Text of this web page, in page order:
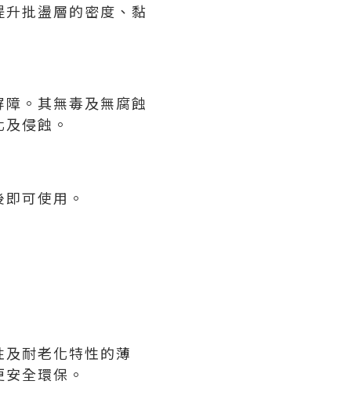
批盪層的密度、黏
。其無毒及無腐蝕
侵蝕。
即可使用。
耐老化特性的薄
全環保。